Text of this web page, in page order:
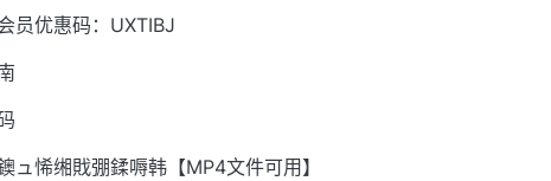
员优惠码：UXTIBJ
ュ悕缃戝弸鍒嗕韩【MP4文件可用】